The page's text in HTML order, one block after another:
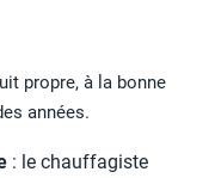
propre, à la bonne
années.
: le chauffagiste